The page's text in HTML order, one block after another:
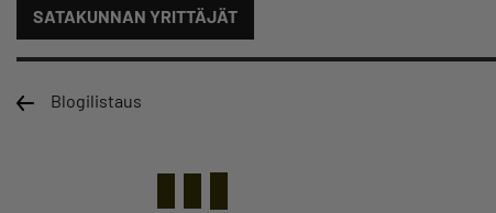
SATAKUNNAN YRITTÄJÄT
Blogilistaus